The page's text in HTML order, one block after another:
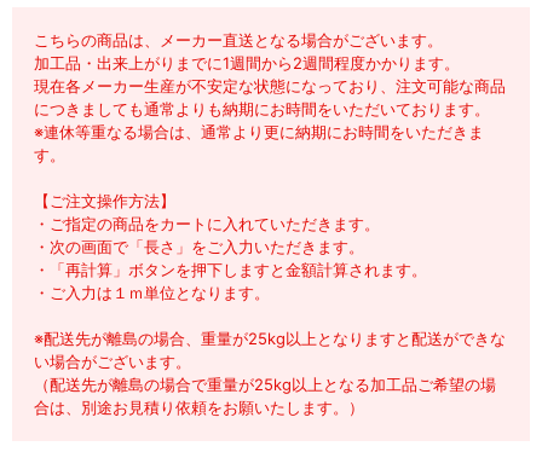
こちらの商品は、メーカー直送となる場合がございます。
加工品・出来上がりまでに1週間から2週間程度かかります。
現在各メーカー生産が不安定な状態になっており、注文可能な商品
につきましても通常よりも納期にお時間をいただいております。
※連休等重なる場合は、通常より更に納期にお時間をいただきま
す。
【ご注文操作方法】
・ご指定の商品をカートに入れていただきます。
・次の画面で「長さ」をご入力いただきます。
・「再計算」ボタンを押下しますと金額計算されます。
・ご入力は１ｍ単位となります。
※配送先が離島の場合、重量が25kg以上となりますと配送ができな
い場合がございます。
（配送先が離島の場合で重量が25kg以上となる加工品ご希望の場
合は、別途お見積り依頼をお願いたします。）